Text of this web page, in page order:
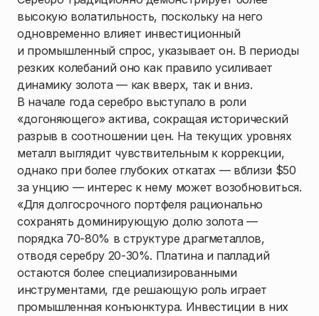
высокую волатильность, поскольку на него
одновременно влияет инвестиционный
и промышленный спрос, указывает он. В периоды
резких колебаний оно как правило усиливает
динамику золота — как вверх, так и вниз.
В начале года серебро выступало в роли
«догоняющего» актива, сокращая исторический
разрыв в соотношении цен. На текущих уровнях
металл выглядит чувствительным к коррекции,
однако при более глубоких откатах — вблизи $50
за унцию — интерес к нему может возобновиться.
«Для долгосрочного портфеля рационально
сохранять доминирующую долю золота —
порядка 70-80% в структуре драгметаллов,
отводя серебру 20-30%. Платина и палладий
остаются более специализированными
инструментами, где решающую роль играет
промышленная конъюнктура. Инвестиции в них